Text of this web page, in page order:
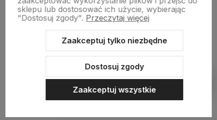
Sklep internetowy Shoper.pl Szablon Shoper Modern 3.0™
sklepu lub dostosować ich użycie, wybierając
"Dostosuj zgody". Przeczytaj więcej
Zaakceptuj tylko niezbędne
Dostosuj zgody
Zaakceptuj wszystkie